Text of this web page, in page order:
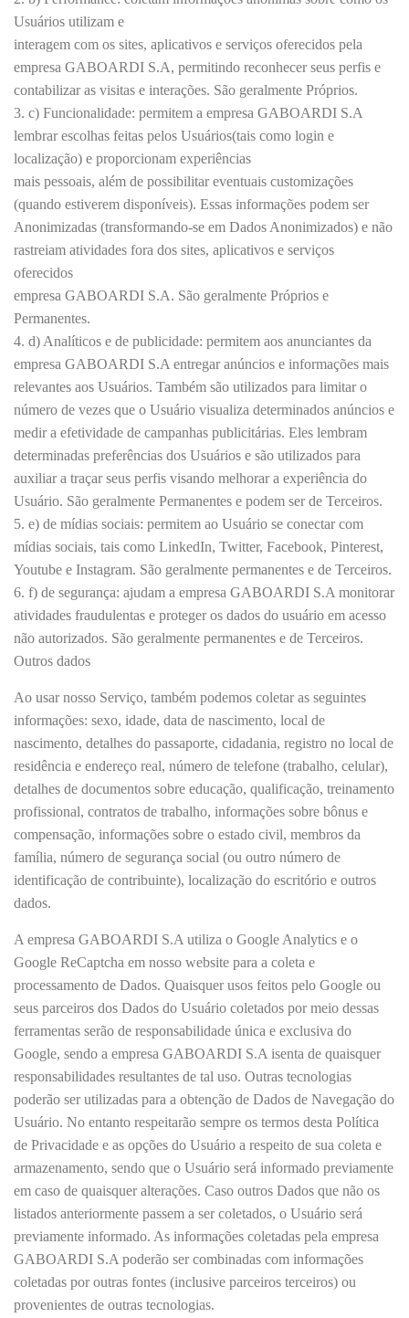
Usuários utilizam e
interagem com os sites, aplicativos e serviços oferecidos pela
empresa GABOARDI S.A, permitindo reconhecer seus perfis e
contabilizar as visitas e interações. São geralmente Próprios.
3. c) Funcionalidade: permitem a empresa GABOARDI S.A
lembrar escolhas feitas pelos Usuários(tais como login e
localização) e proporcionam experiências
mais pessoais, além de possibilitar eventuais customizações
(quando estiverem disponíveis). Essas informações podem ser
Anonimizadas (transformando-se em Dados Anonimizados) e não
rastreiam atividades fora dos sites, aplicativos e serviços
oferecidos
empresa GABOARDI S.A. São geralmente Próprios e
Permanentes.
4. d) Analíticos e de publicidade: permitem aos anunciantes da
empresa GABOARDI S.A entregar anúncios e informações mais
relevantes aos Usuários. Também são utilizados para limitar o
número de vezes que o Usuário visualiza determinados anúncios e
medir a efetividade de campanhas publicitárias. Eles lembram
determinadas preferências dos Usuários e são utilizados para
auxiliar a traçar seus perfis visando melhorar a experiência do
Usuário. São geralmente Permanentes e podem ser de Terceiros.
5. e) de mídias sociais: permitem ao Usuário se conectar com
mídias sociais, tais como LinkedIn, Twitter, Facebook, Pinterest,
Youtube e Instagram. São geralmente permanentes e de Terceiros.
6. f) de segurança: ajudam a empresa GABOARDI S.A monitorar
atividades fraudulentas e proteger os dados do usuário em acesso
não autorizados. São geralmente permanentes e de Terceiros.
Outros dados
Ao usar nosso Serviço, também podemos coletar as seguintes
informações: sexo, idade, data de nascimento, local de
nascimento, detalhes do passaporte, cidadania, registro no local de
residência e endereço real, número de telefone (trabalho, celular),
detalhes de documentos sobre educação, qualificação, treinamento
profissional, contratos de trabalho, informações sobre bônus e
compensação, informações sobre o estado civil, membros da
família, número de segurança social (ou outro número de
identificação de contribuinte), localização do escritório e outros
dados.
A empresa GABOARDI S.A utiliza o Google Analytics e o
Google ReCaptcha em nosso website para a coleta e
processamento de Dados. Quaisquer usos feitos pelo Google ou
seus parceiros dos Dados do Usuário coletados por meio dessas
ferramentas serão de responsabilidade única e exclusiva do
Google, sendo a empresa GABOARDI S.A isenta de quaisquer
responsabilidades resultantes de tal uso. Outras tecnologias
poderão ser utilizadas para a obtenção de Dados de Navegação do
Usuário. No entanto respeitarão sempre os termos desta Política
de Privacidade e as opções do Usuário a respeito de sua coleta e
armazenamento, sendo que o Usuário será informado previamente
em caso de quaisquer alterações. Caso outros Dados que não os
listados anteriormente passem a ser coletados, o Usuário será
previamente informado. As informações coletadas pela empresa
GABOARDI S.A poderão ser combinadas com informações
coletadas por outras fontes (inclusive parceiros terceiros) ou
provenientes de outras tecnologias.